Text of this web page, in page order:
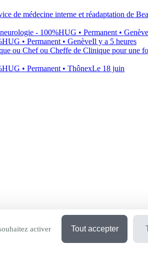
de médecine interne et réadaptation de
- 100%HUG • Permanent • Genève
HUG • Permanent • GenèveIl y a 5 heures
ou Chef ou Cheffe de Clinique pour une
HUG • Permanent • ThônexLe 18 juin
activer Tout accepter